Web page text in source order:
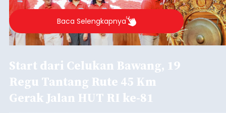
Baca Selengkapnya
Start dari Celukan Bawang, 19
Regu Tantang Rute 45 Km
Gerak Jalan HUT RI ke-81